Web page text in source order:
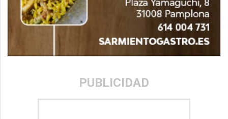
PUBLICIDAD